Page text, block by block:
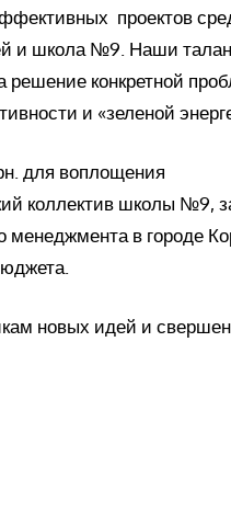
проектов
и школа №9. Наши
решение конкретной
и «зеленой
для воплощения
коллектив школы №9,
менеджмента в городе
новых идей и